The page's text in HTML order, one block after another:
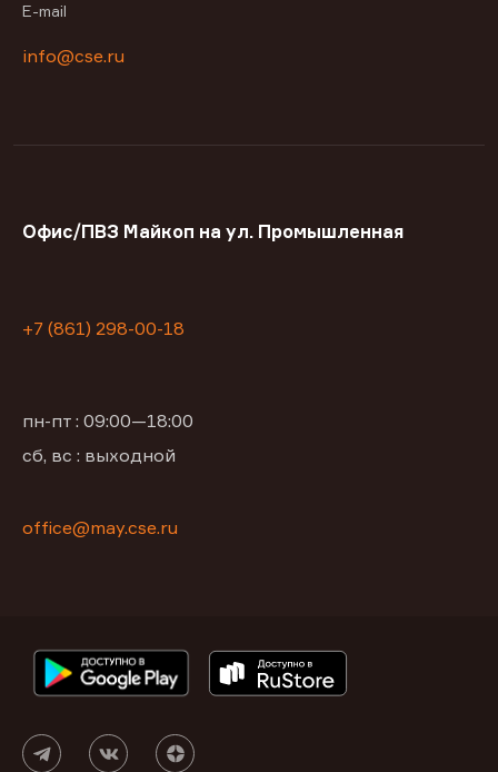
E-mail
info@cse.ru
Офис/ПВЗ Майкоп на ул. Промышленная
+7 (861) 298-00-18
пн-пт : 09:00—18:00
сб, вс : выходной
office@may.cse.ru